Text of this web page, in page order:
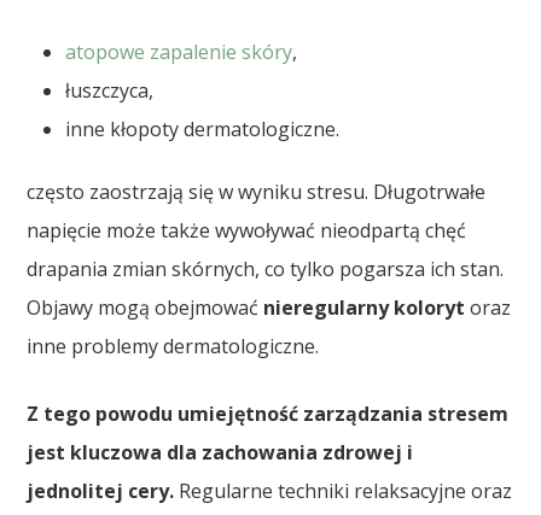
atopowe zapalenie skóry,
łuszczyca,
inne kłopoty dermatologiczne.
często zaostrzają się w wyniku stresu. Długotrwałe
napięcie może także wywoływać nieodpartą chęć
drapania zmian skórnych, co tylko pogarsza ich stan.
Objawy mogą obejmować nieregularny koloryt oraz
inne problemy dermatologiczne.
Z tego powodu umiejętność zarządzania stresem
jest kluczowa dla zachowania zdrowej i
jednolitej cery. Regularne techniki relaksacyjne oraz